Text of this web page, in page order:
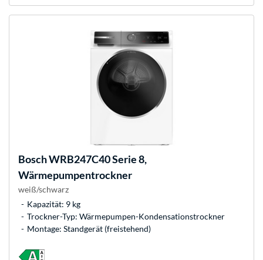
BoschWRB247C40 Serie 8,
Wärmepumpentrockner
weiß/schwarz
Kapazität: 9 kg
Trockner-Typ: Wärmepumpen-Kondensationstrockner
Montage: Standgerät (freistehend)